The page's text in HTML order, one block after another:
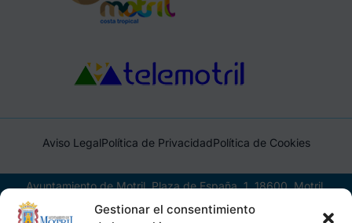
Gestionar el consentimiento
Aviso LegalPolítica de PrivacidadPolítica de Cookies
Ayuntamiento de Motril, Plaza de España, 1, 18600, Motril,
(Granada), CIF: P1814200J, DIR3: L01181400